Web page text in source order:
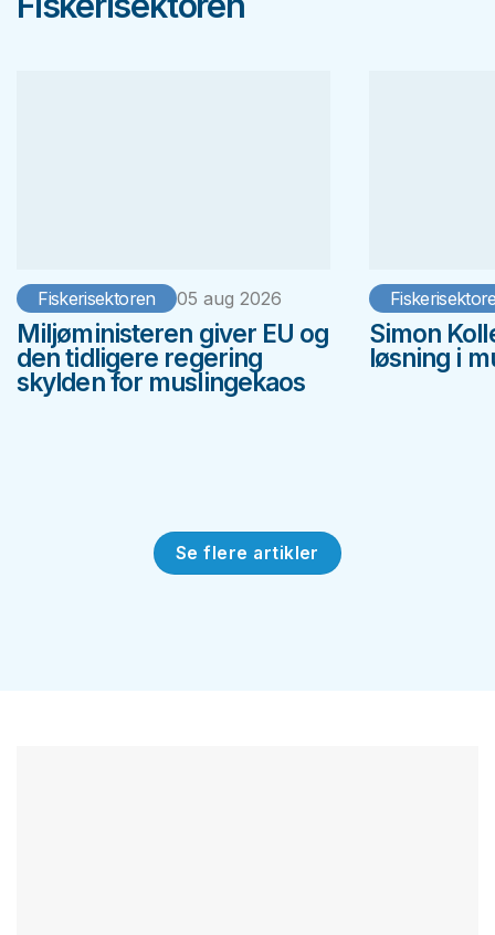
Fiskerisektoren 05 aug 2026
Miljøministeren giver EU og
den tidligere regering
skylden for muslingekaos
Simon
løsning i
Se flere artikler